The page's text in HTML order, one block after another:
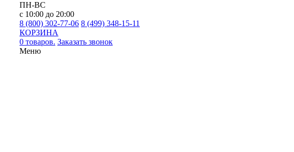
ПН-ВС
с 10:00 до 20:00
8 (800) 302-77-06 8 (499) 348-15-11
КОРЗИНА
0 товаров. Заказать звонок
Меню